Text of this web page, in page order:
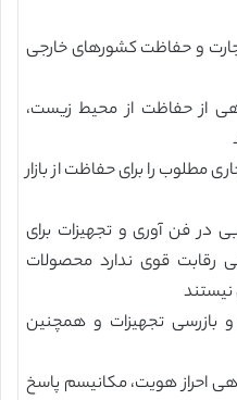
و حفاظت کشورهای خارجی
از حفاظت از محیط زیست،
مطلوب را برای حفاظت از بازار
در فن آوری و تجهیزات برای
رقابت قوی ندارد محصولات
نیستند
و بازرسی تجهیزات و همچنین
احراز هویت، مکانیسم پاسخ